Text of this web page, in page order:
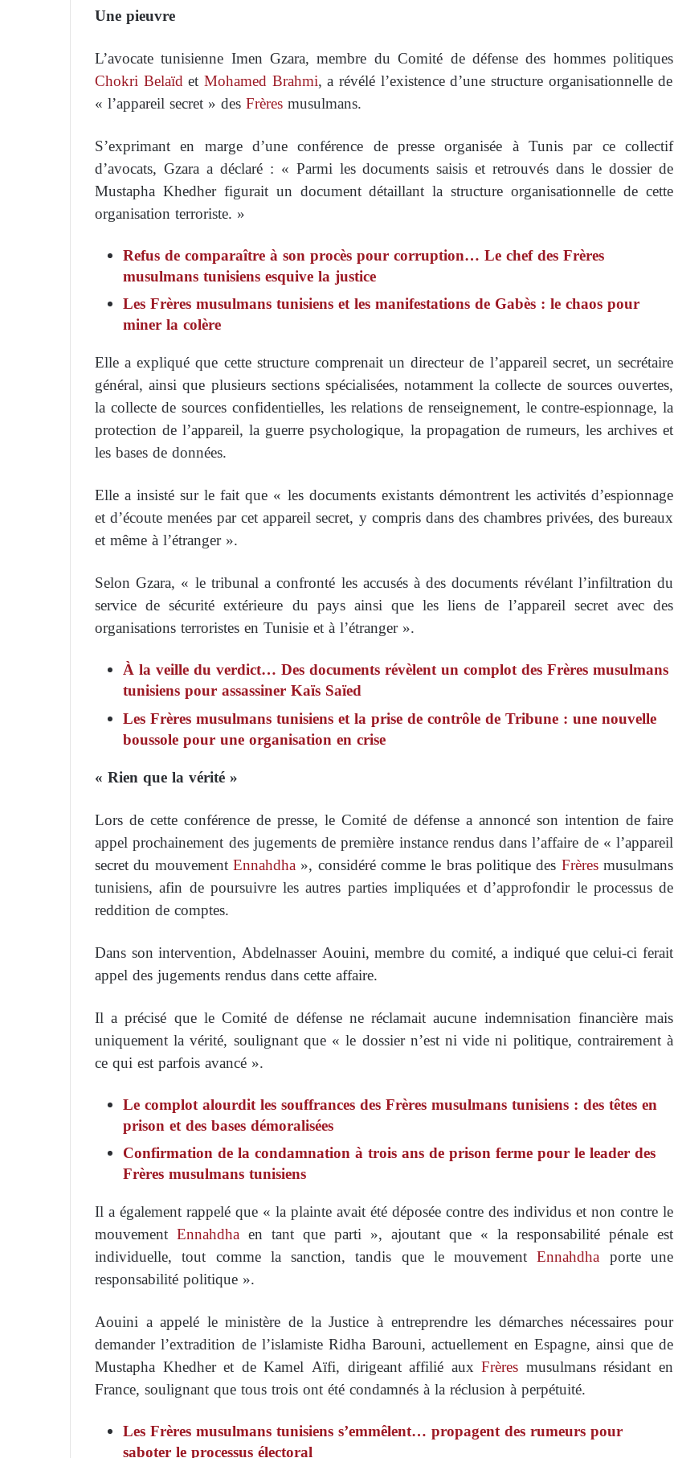
Une pieuvre
L’avocate tunisienne Imen Gzara, membre du Comité de défense des hommes politiques
Chokri BelaïdetMohamed Brahmi, a révélé l’existence d’une structure organisationnelle de
« l’appareil secret » desFrèresmusulmans.
S’exprimant en marge d’une conférence de presse organisée à Tunis par ce collectif
d’avocats, Gzara a déclaré : « Parmi les documents saisis et retrouvés dans le dossier de
Mustapha Khedher figurait un document détaillant la structure organisationnelle de cette
organisation terroriste. »
Refus de comparaître à son procès pour corruption… Le chef des Frères
musulmans tunisiens esquive la justice
Les Frères musulmans tunisiens et les manifestations de Gabès : le chaos pour
miner la colère
Elle a expliqué que cette structure comprenait un directeur de l’appareil secret, un secrétaire
général, ainsi que plusieurs sections spécialisées, notamment la collecte de sources ouvertes,
la collecte de sources confidentielles, les relations de renseignement, le contre-espionnage, la
protection de l’appareil, la guerre psychologique, la propagation de rumeurs, les archives et
les bases de données.
Elle a insisté sur le fait que « les documents existants démontrent les activités d’espionnage
et d’écoute menées par cet appareil secret, y compris dans des chambres privées, des bureaux
et même à l’étranger ».
Selon Gzara, « le tribunal a confronté les accusés à des documents révélant l’infiltration du
service de sécurité extérieure du pays ainsi que les liens de l’appareil secret avec des
organisations terroristes en Tunisie et à l’étranger ».
À la veille du verdict… Des documents révèlent un complot des Frères musulmans
tunisiens pour assassiner Kaïs Saïed
Les Frères musulmans tunisiens et la prise de contrôle de Tribune : une nouvelle
boussole pour une organisation en crise
« Rien que la vérité »
Lors de cette conférence de presse, le Comité de défense a annoncé son intention de faire
appel prochainement des jugements de première instance rendus dans l’affaire de « l’appareil
secret du mouvementEnnahdha », considéré comme le bras politique des Frèresmusulmans
tunisiens, afin de poursuivre les autres parties impliquées et d’approfondir le processus de
reddition de comptes.
Dans son intervention, Abdelnasser Aouini, membre du comité, a indiqué que celui-ci ferait
appel des jugements rendus dans cette affaire.
Il a précisé que le Comité de défense ne réclamait aucune indemnisation financière mais
uniquement la vérité, soulignant que « le dossier n’est ni vide ni politique, contrairement à
ce qui est parfois avancé ».
Le complot alourdit les souffrances des Frères musulmans tunisiens : des têtes en
prison et des bases démoralisées
Confirmation de la condamnation à trois ans de prison ferme pour le leader des
Frères musulmans tunisiens
Il a également rappelé que « la plainte avait été déposée contre des individus et non contre le
mouvement Ennahdha en tant que parti », ajoutant que « la responsabilité pénale est
individuelle, tout comme la sanction, tandis que le mouvementEnnahdha porte une
responsabilité politique ».
Aouini a appelé le ministère de la Justice à entreprendre les démarches nécessaires pour
demander l’extradition de l’islamiste Ridha Barouni, actuellement en Espagne, ainsi que de
Mustapha Khedher et de Kamel Aïfi, dirigeant affilié auxFrères musulmans résidant en
France, soulignant que tous trois ont été condamnés à la réclusion à perpétuité.
Les Frères musulmans tunisiens s’emmêlent… propagent des rumeurs pour
saboter le processus électoral